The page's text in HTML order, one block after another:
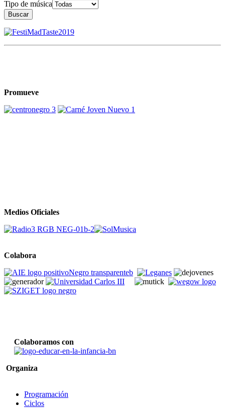
Tipo de música
Buscar
Promueve
Medios Oficiales
Colabora
Colaboramos con
Organiza
Programación
Ciclos